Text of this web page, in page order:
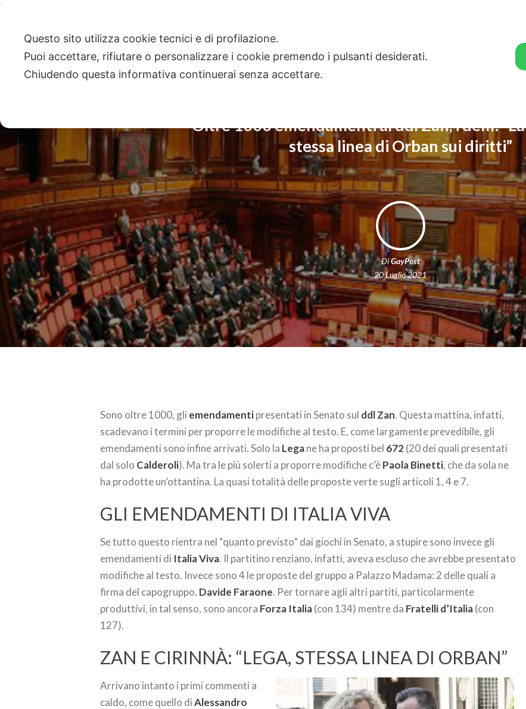
Oltre 1000 emendamenti al ddl Zan, i dem: “La
stessa linea di Orban sui diritti”
DiGayPost
20 Luglio 2021
Sono oltre 1000, gli emendamentipresentati in Senato sul ddl Zan. Questa mattina, infatti,
scadevano i termini per proporre le modifiche al testo. E, come largamente prevedibile, gli
emendamenti sono infine arrivati. Solo la Legane ha proposti bel 672(20 dei quali presentati
dal solo Calderoli). Ma tra le più solerti a proporre modifiche c’èPaola Binetti, che da sola ne
ha prodotte un’ottantina. La quasi totalità delle proposte verte sugli articoli 1, 4 e 7.
GLI EMENDAMENTI DI ITALIA VIVA
Se tutto questo rientra nel “quanto previsto” dai giochi in Senato, a stupire sono invece gli
emendamenti di Italia Viva. Il partitino renziano, infatti, aveva escluso che avrebbe presentato
modifiche al testo. Invece sono 4 le proposte del gruppo a Palazzo Madama: 2 delle quali a
firma del capogruppo, Davide Faraone. Per tornare agli altri partiti, particolarmente
produttivi, in tal senso, sono ancora Forza Italia(con 134) mentre da Fratelli d’Italia(con
127).
ZAN E CIRINNÀ: “LEGA, STESSA LINEA DI ORBAN”
Arrivano intanto i primi commenti a
caldo, come quello diAlessandro
Questo sito utilizza cookie tecnici e di profilazione.
Puoi accettare, rifiutare o personalizzare i cookie premendo i pulsanti desiderati.
Chiudendo questa informativa continuerai senza accettare.